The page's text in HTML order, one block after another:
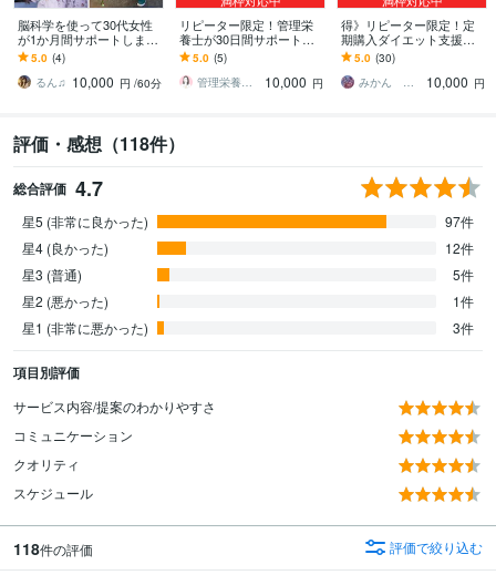
脳科学を使って30代女性
が1か月間サポートします
何をやっても痩せなかっ
た元ダイエッターが心理
面からもサポート
5.0 (4)
るん♫ 10,000 円 /60分
リピーター限定！管理栄
養士が30日間サポートし
ます ​✦やせてキレイに、
食事がもっと楽しくなる
習慣をあなたに​✦
5.0 (5)
管理栄養士 さとうきび
10,000 円
得》リピーター限定！定
期購入ダイエット支援し
ます ２ヶ月目以降よりお
得にダイエット継続プラ
ン！よりお得に！
5.0 (30)
みかん ✳︎管理栄養士✳︎
10,000 円
評価・感想（118件）
総合評価 4.7
星5 (非常に良かった)
97件
星4 (良かった)
12件
星3 (普通)
5件
星2 (悪かった)
1件
星1 (非常に悪かった)
3件
項目別評価
サービス内容/提案のわかりやすさ
コミュニケーション
クオリティ
スケジュール
118件の評価 評価で絞り込む